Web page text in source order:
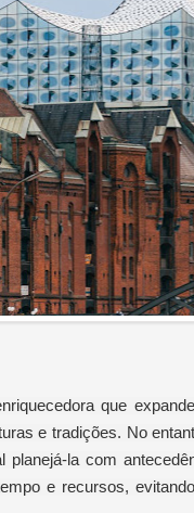
que
e tradições. No
planejá-la com
e recursos,